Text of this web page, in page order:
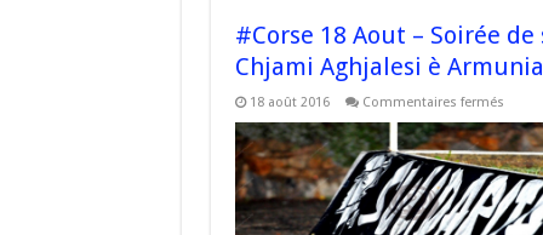
è
#Corse 18 Aout – Soirée
Chjami Aghjalesi è Armunia
18 août 2016 Commentaires ferméssur
18
Aout
–
Soirée
de
–